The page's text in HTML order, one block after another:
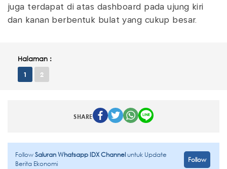
juga terdapat di atas dashboard pada ujung kiri
dan kanan berbentuk bulat yang cukup besar.
Halaman :
1 2
SHARE
FollowSaluran Whatsapp IDX Channeluntuk Update
Berita Ekonomi
Follow